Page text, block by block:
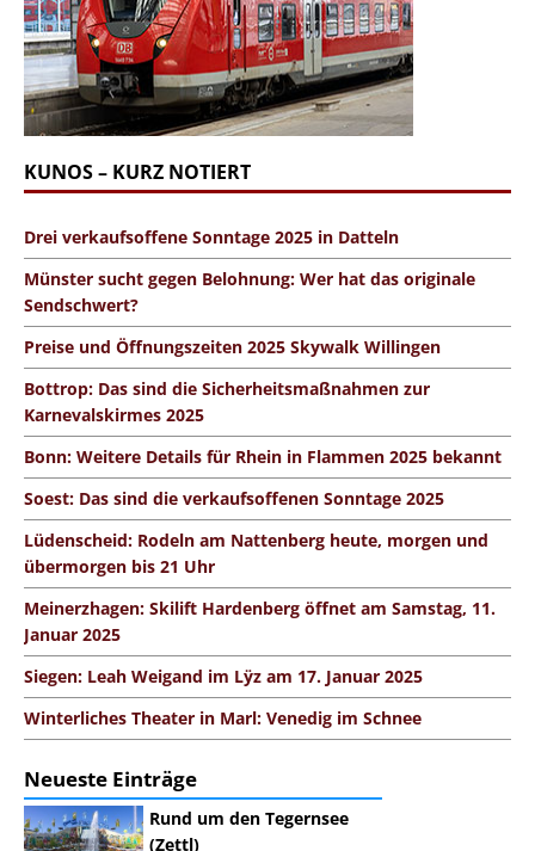
KUNOS – KURZ NOTIERT
Drei verkaufsoffene Sonntage 2025 in Datteln
Münster sucht gegen Belohnung: Wer hat das originale
Sendschwert?
Preise und Öffnungszeiten 2025 Skywalk Willingen
Bottrop: Das sind die Sicherheitsmaßnahmen zur
Karnevalskirmes 2025
Bonn: Weitere Details für Rhein in Flammen 2025 bekannt
Soest: Das sind die verkaufsoffenen Sonntage 2025
Lüdenscheid: Rodeln am Nattenberg heute, morgen und
übermorgen bis 21 Uhr
Meinerzhagen: Skilift Hardenberg öffnet am Samstag, 11.
Januar 2025
Siegen: Leah Weigand im Lÿz am 17. Januar 2025
Winterliches Theater in Marl: Venedig im Schnee
Neueste Einträge
Rund um den Tegernsee
(Zettl)